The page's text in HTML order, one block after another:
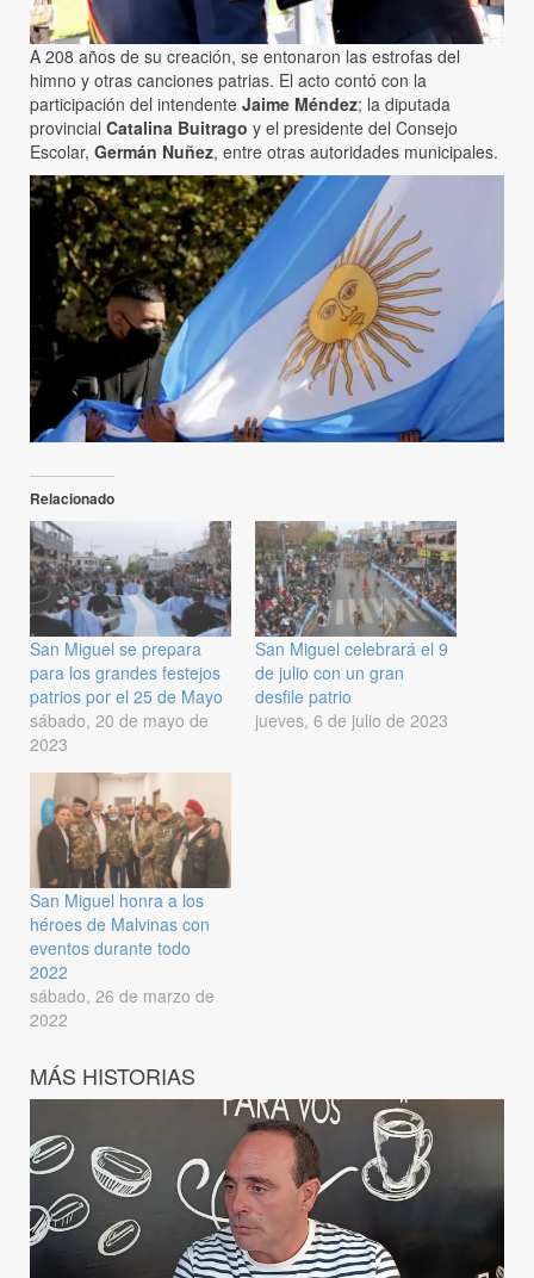
A 208 años de su creación, se entonaron las estrofas del
himno y otras canciones patrias. El acto contó con la
participación del intendente Jaime Méndez; la diputada
provincial Catalina Buitrago y el presidente del Consejo
Escolar, Germán Nuñez, entre otras autoridades municipales.
Relacionado
San Miguel se prepara
para los grandes festejos
patrios por el 25 de Mayo
sábado, 20 de mayo de
2023
San Miguel celebrará el 9
de julio con un gran
desfile patrio
jueves, 6 de julio de 2023
San Miguel honra a los
héroes de Malvinas con
eventos durante todo
2022
sábado, 26 de marzo de
2022
MÁS HISTORIAS